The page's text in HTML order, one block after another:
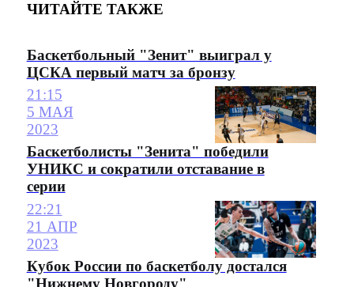
ЧИТАЙТЕ ТАКЖЕ
Баскетбольный "Зенит" выиграл у
ЦСКА первый матч за бронзу
21:15
5 МАЯ
2023
Баскетболисты "Зенита" победили
УНИКС и сократили отставание в
серии
22:21
21 АПР
2023
Кубок России по баскетболу достался
"Нижнему Новгороду"